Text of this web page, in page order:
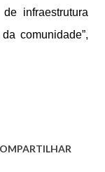
infraestrutura
comunidade”,